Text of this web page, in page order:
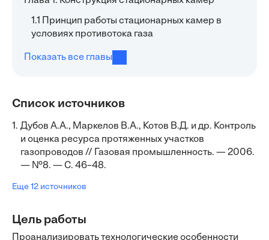
1.1 Принцип работы стационарных камер в
условиях противотока газа
Показать все главы
Список источников
1. Дубов А.А., Маркелов В.А., Котов В.Д. и др. Контроль
и оценка ресурса протяженных участков
газопроводов // Газовая промышленность. — 2006.
— №8. — С. 46–48.
Еще 12 источников
Цель работы
Проанализировать технологические особенности